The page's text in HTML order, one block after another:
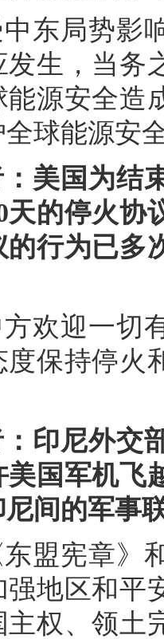
东局势影
发生，当务
能源安全造
球能源安
美国为结
天的停火协
行为已多
欢迎一切
度保持停火
印尼外交
国军机飞
间的军事
盟宪章》
强地区和平
权、领土